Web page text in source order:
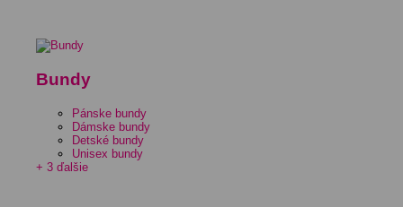
Bundy
Pánske bundy
Dámske bundy
Detské bundy
Unisex bundy
+ 3 ďalšie